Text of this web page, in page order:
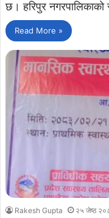
छ। हरिपुर नगरपालिकाको
Read More »
Rakesh Gupta २५ जेष्ठ